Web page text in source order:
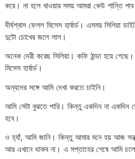
করে। না হলে খাওয়ার সময় আমরা কেউ শান্তি পাব
দীর্ঘশ্বাস ফেলল মিসেস হার্বার্ড। এসময় সিলিয়া
দুটো চোখের জলে লাল।
অনেক দেরী করেছ সিলিয়া। কফি ঠান্ডা হয়ে
মিসেস হার্বার্ড।
অন্যদের সঙ্গে আমি দেখা করতে চাইনি।
আমি সেটা বুঝতে পারি। কিন্তু একদিন না একদিন
হবে।
ও হ্যাঁ, আমি জানি। কিন্তু আমার মনে হয় আজ
আর এখানে থাকব না। এ সপ্তাহের শেষে আমি চলে